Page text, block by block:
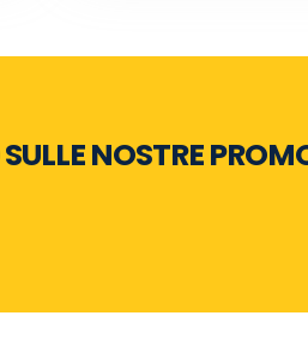
NOSTRE